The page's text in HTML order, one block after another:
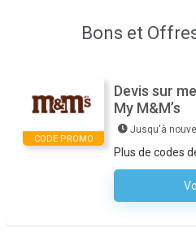
Bons et
CODE PROMO
Devis sur
My M&M’s
Jusqu'à
Plus de codes